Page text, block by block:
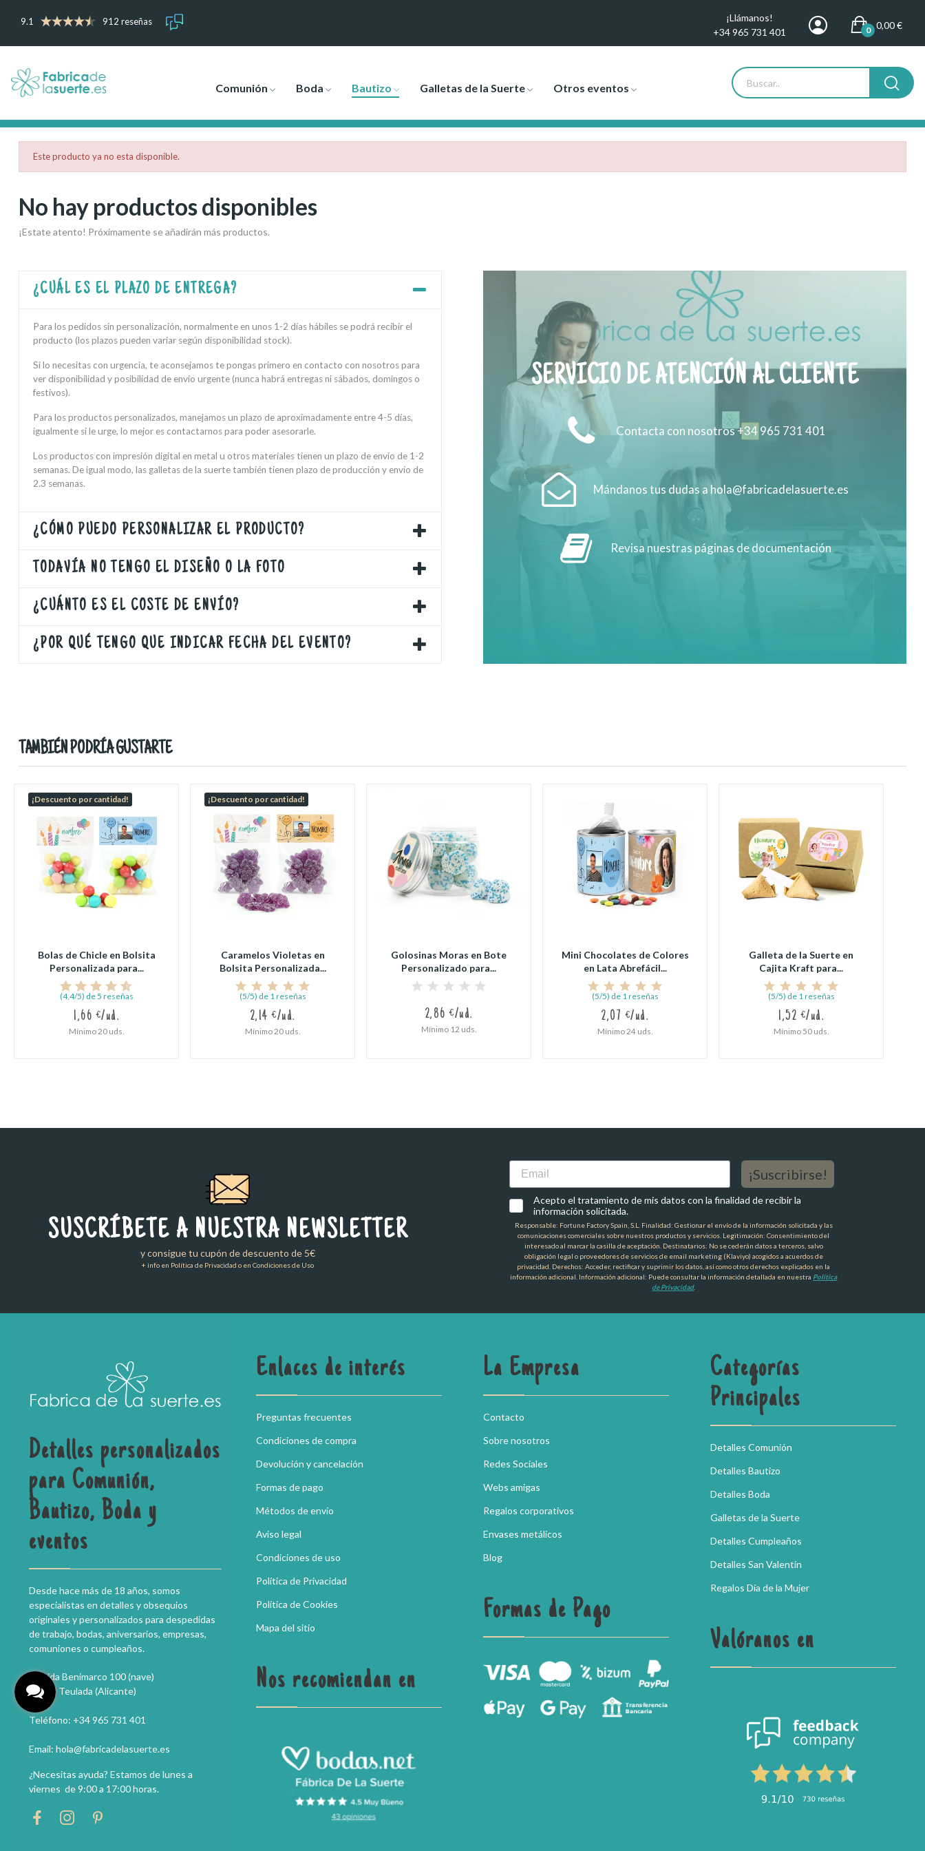
9.1 912 reseñas
¡Llámanos!
+34 965 731 401
0,00 €
0
Comunión Boda Bautizo Galletas de la Suerte Otros eventos
Este producto ya no esta disponible.
No hay productos disponibles
¡Estate atento! Próximamente se añadirán más productos.
¿CUÁL ES EL PLAZO DE ENTREGA?
Para los pedidos sin personalización, normalmente en unos 1-2 días hábiles se podrá recibir el
producto (los plazos pueden variar según disponibilidad stock).
Si lo necesitas con urgencia, te aconsejamos te pongas primero en contacto con nosotros para
ver disponibilidad y posibilidad de envío urgente (nunca habrá entregas ni sábados, domingos o
festivos).
Para los productos personalizados, manejamos un plazo de aproximadamente entre 4-5 días,
igualmente si le urge, lo mejor es contactarnos para poder asesorarle.
Los productos con impresión digital en metal u otros materiales tienen un plazo de envío de 1-2
semanas. De igual modo, las galletas de la suerte también tienen plazo de producción y envío de
2.3 semanas.
¿CÓMO PUEDO PERSONALIZAR EL PRODUCTO?
TODAVÍA NO TENGO EL DISEÑO O LA FOTO
¿CUÁNTO ES EL COSTE DE ENVÍO?
¿POR QUÉ TENGO QUE INDICAR FECHA DEL EVENTO?
SERVICIO DE ATENCIÓN AL CLIENTE
Contacta con nosotros +34 965 731 401
Mándanos tus dudas a hola@fabricadelasuerte.es
Revisa nuestras páginas de documentación
TAMBIÉN PODRÍA GUSTARTE
¡Descuento por cantidad!
Bolas de Chicle en Bolsita
Personalizada para...
(4,4/5) de 5 reseñas
1,66 €/ud.
Mínimo 20 uds.
¡Descuento por cantidad!
Caramelos Violetas en
Bolsita Personalizada...
(5/5) de 1 reseñas
2,14 €/ud.
Mínimo 20 uds.
Golosinas Moras en Bote
Personalizado para...
2,86 €/ud.
Mínimo 12 uds.
Mini Chocolates de Colores
en Lata Abrefácil...
(5/5) de 1 reseñas
2,07 €/ud.
Mínimo 24 uds.
Galleta de la Suerte en
Cajita Kraft para...
(5/5) de 1 reseñas
1,52 €/ud.
Mínimo 50 uds.
SUSCRÍBETE A NUESTRA NEWSLETTER
y consigue tu cupón de descuento de 5€
+ info en Política de Privacidad o en Condiciones de Uso
Email
¡Suscribirse!
Acepto el tratamiento de mis datos con la finalidad de recibir la
información solicitada.
Responsable: Fortune Factory Spain, S.L. Finalidad: Gestionar el envío de la información solicitada y las
comunicaciones comerciales sobre nuestros productos y servicios. Legitimación: Consentimiento del
interesado al marcar la casilla de aceptación. Destinatarios: No se cederán datos a terceros, salvo
obligación legal o proveedores de servicios de email marketing (Klaviyo) acogidos a acuerdos de
privacidad. Derechos: Acceder, rectificar y suprimir los datos, así como otros derechos explicados en la
información adicional. Información adicional: Puede consultar la información detallada en nuestra Política
de Privacidad.
Detalles personalizados
para Comunión,
Bautizo, Boda y
eventos
Desde hace más de 18 años, somos
especialistas en detalles y obsequios
originales y personalizados para despedidas
de trabajo, bodas, aniversarios, empresas,
comuniones o cumpleaños.
Partida Benimarco 100 (nave)
03725 Teulada (Alicante)
Teléfono: +34 965 731 401
Email: hola@fabricadelasuerte.es
¿Necesitas ayuda? Estamos de lunes a
viernes de 9:00 a 17:00 horas.
Enlaces de interés
Preguntas frecuentes
Condiciones de compra
Devolución y cancelación
Formas de pago
Métodos de envío
Aviso legal
Condiciones de uso
Política de Privacidad
Política de Cookies
Mapa del sitio
Nos recomiendan en
La Empresa
Contacto
Sobre nosotros
Redes Sociales
Webs amigas
Regalos corporativos
Envases metálicos
Blog
Formas de Pago
Categorías
Principales
Detalles Comunión
Detalles Bautizo
Detalles Boda
Galletas de la Suerte
Detalles Cumpleaños
Detalles San Valentín
Regalos Día de la Mujer
Valóranos en